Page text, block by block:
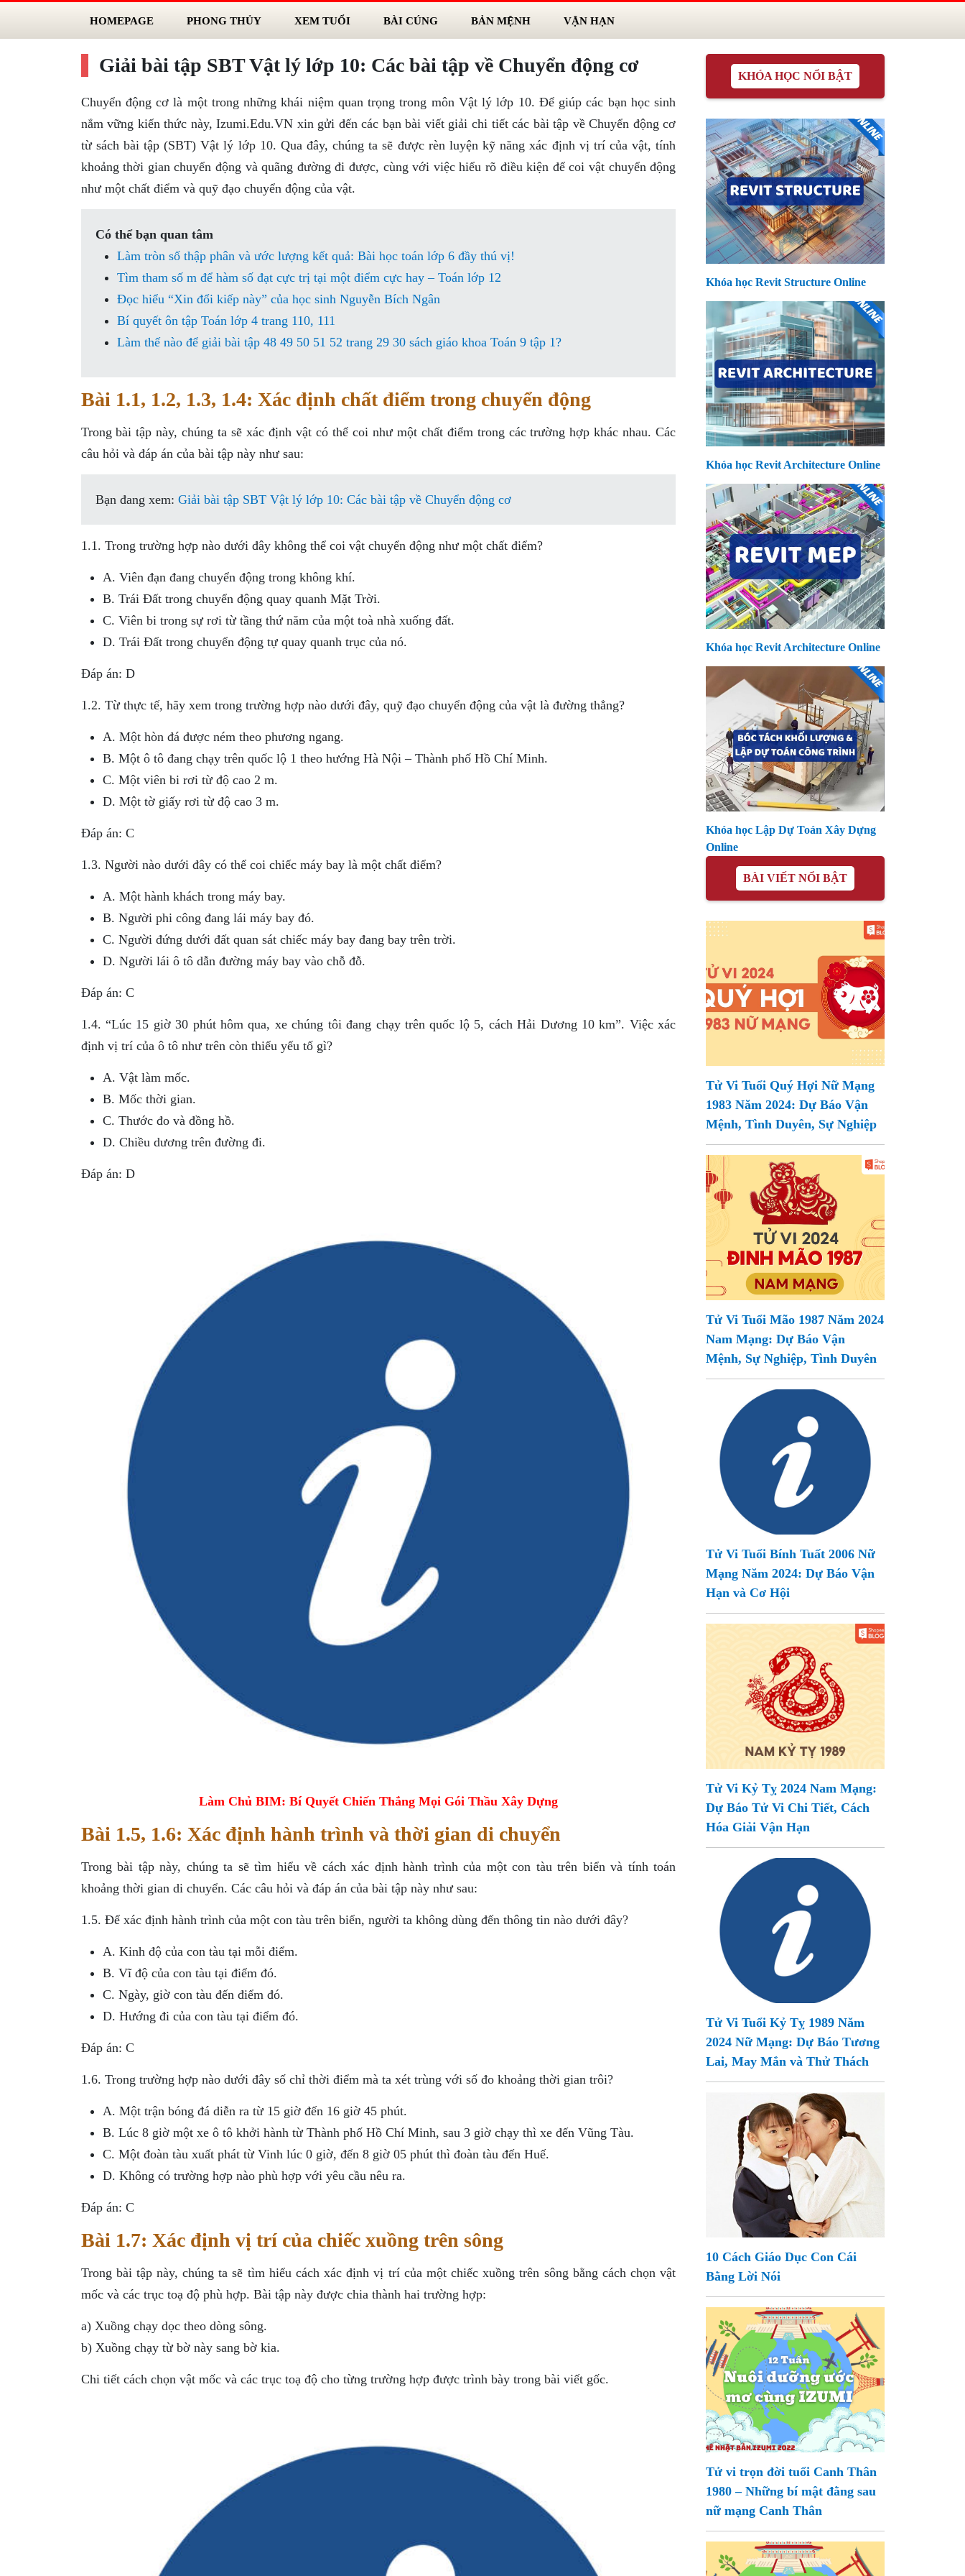
HOMEPAGE PHONG THỦY XEM TUỔI BÀI CÚNG BẢN MỆNH VẬN HẠN
Giải bài tập SBT Vật lý lớp 10: Các bài tập về Chuyển động cơ
Chuyển động cơ là một trong những khái niệm quan trọng trong môn Vật lý lớp 10. Để giúp các bạn học sinh
nắm vững kiến thức này, Izumi.Edu.VN xin gửi đến các bạn bài viết giải chi tiết các bài tập về Chuyển động cơ
từ sách bài tập (SBT) Vật lý lớp 10. Qua đây, chúng ta sẽ được rèn luyện kỹ năng xác định vị trí của vật, tính
khoảng thời gian chuyển động và quãng đường đi được, cùng với việc hiểu rõ điều kiện để coi vật chuyển động
như một chất điểm và quỹ đạo chuyển động của vật.
Có thể bạn quan tâm
Làm tròn số thập phân và ước lượng kết quả: Bài học toán lớp 6 đầy thú vị!
Tìm tham số m để hàm số đạt cực trị tại một điểm cực hay – Toán lớp 12
Đọc hiểu “Xin đổi kiếp này” của học sinh Nguyễn Bích Ngân
Bí quyết ôn tập Toán lớp 4 trang 110, 111
Làm thế nào để giải bài tập 48 49 50 51 52 trang 29 30 sách giáo khoa Toán 9 tập 1?
Bài 1.1, 1.2, 1.3, 1.4: Xác định chất điểm trong chuyển động
Trong bài tập này, chúng ta sẽ xác định vật có thể coi như một chất điểm trong các trường hợp khác nhau. Các
câu hỏi và đáp án của bài tập này như sau:
Bạn đang xem: Giải bài tập SBT Vật lý lớp 10: Các bài tập về Chuyển động cơ
1.1. Trong trường hợp nào dưới đây không thể coi vật chuyển động như một chất điểm?
A. Viên đạn đang chuyển động trong không khí.
B. Trái Đất trong chuyển động quay quanh Mặt Trời.
C. Viên bi trong sự rơi từ tầng thứ năm của một toà nhà xuống đất.
D. Trái Đất trong chuyển động tự quay quanh trục của nó.
Đáp án: D
1.2. Từ thực tế, hãy xem trong trường hợp nào dưới đây, quỹ đạo chuyển động của vật là đường thẳng?
A. Một hòn đá được ném theo phương ngang.
B. Một ô tô đang chạy trên quốc lộ 1 theo hướng Hà Nội – Thành phố Hồ Chí Minh.
C. Một viên bi rơi từ độ cao 2 m.
D. Một tờ giấy rơi từ độ cao 3 m.
Đáp án: C
1.3. Người nào dưới đây có thể coi chiếc máy bay là một chất điểm?
A. Một hành khách trong máy bay.
B. Người phi công đang lái máy bay đó.
C. Người đứng dưới đất quan sát chiếc máy bay đang bay trên trời.
D. Người lái ô tô dẫn đường máy bay vào chỗ đỗ.
Đáp án: C
1.4. “Lúc 15 giờ 30 phút hôm qua, xe chúng tôi đang chạy trên quốc lộ 5, cách Hải Dương 10 km”. Việc xác
định vị trí của ô tô như trên còn thiếu yếu tố gì?
A. Vật làm mốc.
B. Mốc thời gian.
C. Thước đo và đồng hồ.
D. Chiều dương trên đường đi.
Đáp án: D
Làm Chủ BIM: Bí Quyết Chiến Thắng Mọi Gói Thầu Xây Dựng
Bài 1.5, 1.6: Xác định hành trình và thời gian di chuyển
Trong bài tập này, chúng ta sẽ tìm hiểu về cách xác định hành trình của một con tàu trên biển và tính toán
khoảng thời gian di chuyển. Các câu hỏi và đáp án của bài tập này như sau:
1.5. Để xác định hành trình của một con tàu trên biển, người ta không dùng đến thông tin nào dưới đây?
A. Kinh độ của con tàu tại mỗi điểm.
B. Vĩ độ của con tàu tại điểm đó.
C. Ngày, giờ con tàu đến điểm đó.
D. Hướng đi của con tàu tại điểm đó.
Đáp án: C
1.6. Trong trường hợp nào dưới đây số chỉ thời điểm mà ta xét trùng với số đo khoảng thời gian trôi?
A. Một trận bóng đá diễn ra từ 15 giờ đến 16 giờ 45 phút.
B. Lúc 8 giờ một xe ô tô khởi hành từ Thành phố Hồ Chí Minh, sau 3 giờ chạy thì xe đến Vũng Tàu.
C. Một đoàn tàu xuất phát từ Vinh lúc 0 giờ, đến 8 giờ 05 phút thì đoàn tàu đến Huế.
D. Không có trường hợp nào phù hợp với yêu cầu nêu ra.
Đáp án: C
Bài 1.7: Xác định vị trí của chiếc xuồng trên sông
Trong bài tập này, chúng ta sẽ tìm hiểu cách xác định vị trí của một chiếc xuồng trên sông bằng cách chọn vật
mốc và các trục toạ độ phù hợp. Bài tập này được chia thành hai trường hợp:
a) Xuồng chạy dọc theo dòng sông.
b) Xuồng chạy từ bờ này sang bờ kia.
Chi tiết cách chọn vật mốc và các trục toạ độ cho từng trường hợp được trình bày trong bài viết gốc.
KHÓA HỌC NỔI BẬT
Khóa học Revit Structure Online
Khóa học Revit Architecture Online
Khóa học Revit Architecture Online
Khóa học Lập Dự Toán Xây Dựng
Online
BÀI VIẾT NỔI BẬT
Tử Vi Tuổi Quý Hợi Nữ Mạng
1983 Năm 2024: Dự Báo Vận
Mệnh, Tình Duyên, Sự Nghiệp
Tử Vi Tuổi Mão 1987 Năm 2024
Nam Mạng: Dự Báo Vận
Mệnh, Sự Nghiệp, Tình Duyên
Tử Vi Tuổi Bính Tuất 2006 Nữ
Mạng Năm 2024: Dự Báo Vận
Hạn và Cơ Hội
Tử Vi Kỷ Tỵ 2024 Nam Mạng:
Dự Báo Tử Vi Chi Tiết, Cách
Hóa Giải Vận Hạn
Tử Vi Tuổi Kỷ Tỵ 1989 Năm
2024 Nữ Mạng: Dự Báo Tương
Lai, May Mắn và Thử Thách
10 Cách Giáo Dục Con Cái
Bằng Lời Nói
Tử vi trọn đời tuổi Canh Thân
1980 – Những bí mật đằng sau
nữ mạng Canh Thân